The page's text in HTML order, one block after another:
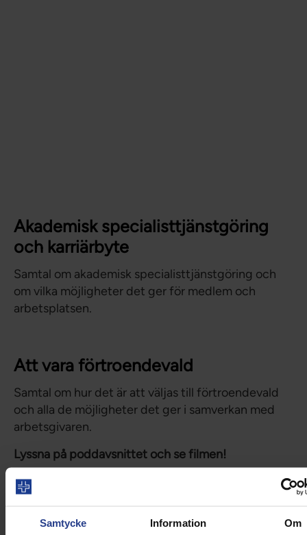
Samtycke Information Om
Akademisk specialisttjänstgöring
och karriärbyte
Samtal om akademisk specialisttjänstgöring och
om vilka möjligheter det ger för medlem och
arbetsplatsen.
Att vara förtroendevald
Samtal om hur det är att väljas till förtroendevald
och alla de möjligheter det ger i samverkan med
arbetsgivaren.
Lyssna på poddavsnittet och se filmen!